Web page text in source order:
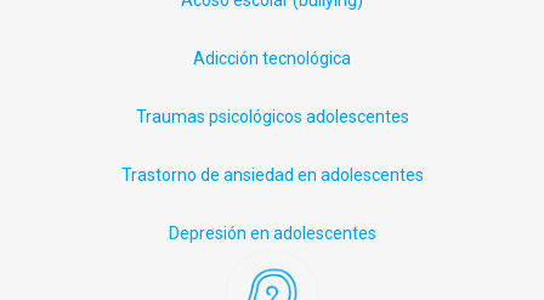
Adicción tecnológica
Traumas psicológicos adolescentes
Trastorno de ansiedad en adolescentes
Depresión en adolescentes